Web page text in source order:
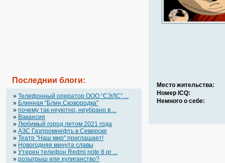
Последнии блоги:
» Телефонный оператор OOO “СЭЛС” ...
» Блинная "Блин.Сковородка"
» почему так неуютно, неубрано в ...
» Вакансия
» Любимый город летом 2021 года
» АЗС Газпромнефть в Северске
» Театр "Наш мир" приглашает!
» Новогодняя минута славы
» Утерен телефон Redmi note 8 pr ...
» розыгрыш или хулиганство?
Место жительства:
Номер ICQ:
Немного о себе: